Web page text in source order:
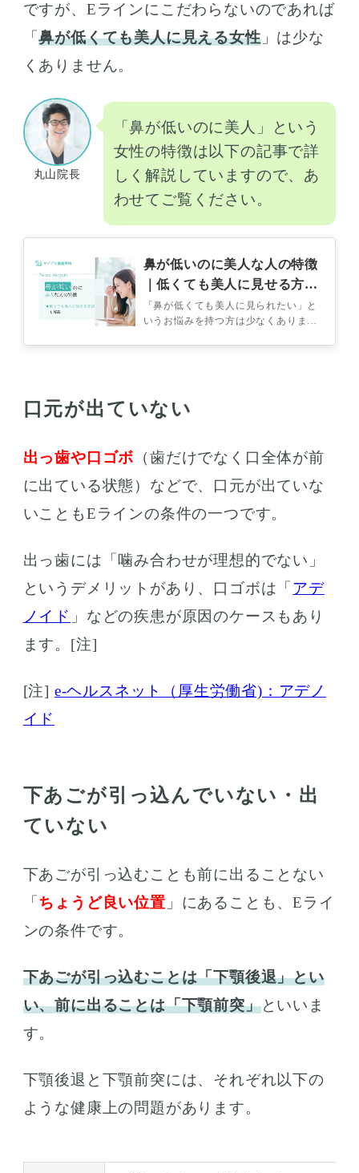
ですが、Eラインにこだわらないのであれば
「鼻が低くても美人に見える女性」は少な
くありません。
丸山院長
「鼻が低いのに美人」という
女性の特徴は以下の記事で詳
しく解説していますので、あ
わせてご覧ください。
鼻が低いのに美人な人の特徴
｜低くても美人に見せる方法
も解説
「鼻が低くても美人に見られたい」と
いうお悩みを持つ方は少なくありませ
口元が出ていない
出っ歯や口ゴボ （歯だけでなく口全体が前
に出ている状態）などで、口元が出ていな
いこともEラインの条件の一つです。
出っ歯には「噛み合わせが理想的でない」
というデメリットがあり、口ゴボは「 アデ
ノイド 」などの疾患が原因のケースもあり
ます。[注]
[注] e-ヘルスネット（厚生労働省)：アデノ
イド
下あごが引っ込んでいない・出
ていない
下あごが引っ込むことも前に出ることない
「 ちょうど良い位置 」にあることも、Eライ
ンの条件です。
下あごが引っ込むことは「下顎後退」とい
い、前に出ることは「下顎前突」といいま
す。
下顎後退と下顎前突には、それぞれ以下の
ような健康上の問題があります。